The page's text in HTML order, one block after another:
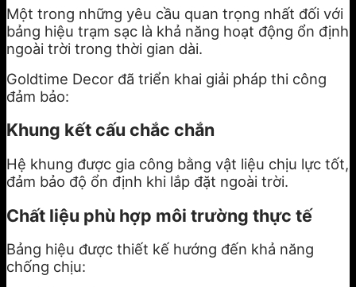
Một trong những yêu cầu quan trọng nhất đối với
bảng hiệu trạm sạc là khả năng hoạt động ổn định
ngoài trời trong thời gian dài.
Goldtime Decor đã triển khai giải pháp thi công
đảm bảo:
Khung kết cấu chắc chắn
Hệ khung được gia công bằng vật liệu chịu lực tốt,
đảm bảo độ ổn định khi lắp đặt ngoài trời.
Chất liệu phù hợp môi trường thực tế
Bảng hiệu được thiết kế hướng đến khả năng
chống chịu: